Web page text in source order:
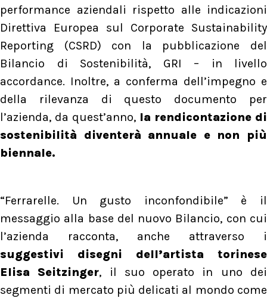
performance aziendali rispetto alle indicazioni
Direttiva Europea sul Corporate Sustainability
Reporting (CSRD) con la pubblicazione del
Bilancio di Sostenibilità, GRI – in livello
accordance. Inoltre, a conferma dell’impegno e
della rilevanza di questo documento per
l’azienda, da quest’anno, la rendicontazione di
sostenibilità diventerà annuale e non più
biennale.
“Ferrarelle. Un gusto inconfondibile” è il
messaggio alla base del nuovo Bilancio, con cui
l’azienda racconta, anche attraverso i
suggestivi disegni dell’artista torinese
Elisa Seitzinger, il suo operato in uno dei
segmenti di mercato più delicati al mondo come